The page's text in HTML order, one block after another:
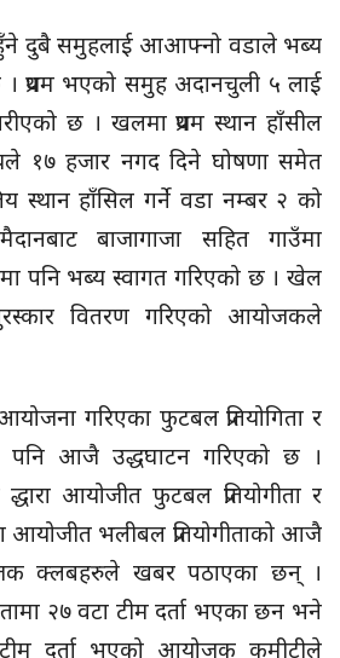
हुँने दुबै समुहलाई आआफ्नो वडाले भब्य
प्रथम भएको समुह अदानचुली ५ लाई
छ । खलमा प्रथम स्थान हाँसील
१७ हजार नगद दिने घोषणा समेत
स्थान हाँसिल गर्ने वडा नम्बर २ को
बाजागाजा सहित गाउँमा
पनि भब्य स्वागत गरिएको छ । खेल
वितरण गरिएको आयोजकले
गरिएका फुटबल प्रतियोगिता र
पनि आजै उद्धघाटन गरिएको छ ।
आयोजीत फुटबल प्रतियोगीता र
आयोजीत भलीबल प्रतियोगीताको आजै
क्लबहरुले खबर पठाएका छन् ।
२७ वटा टीम दर्ता भएका छन भने
दर्ता भएको आयोजक कमीटीले